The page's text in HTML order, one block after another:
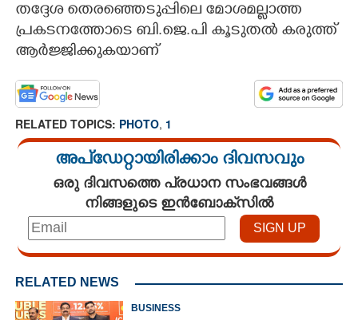
CARTOONS
LITERATURE
ZOOM
തദ്ദേശ തെരഞ്ഞെടുപ്പിലെ മോശമല്ലാത്ത
പ്രകടനത്തോടെ ബി.ജെ.പി കൂടുതൽ കരുത്ത്
ആർജ്ജിക്കുകയാണ്
RELATED TOPICS: PHOTO, 1
അപ്ഡേറ്റായിരിക്കാം ദിവസവും
ഒരു ദിവസത്തെ പ്രധാന സംഭവങ്ങൾ
നിങ്ങളുടെ ഇൻബോക്സിൽ
RELATED NEWS
BUSINESS